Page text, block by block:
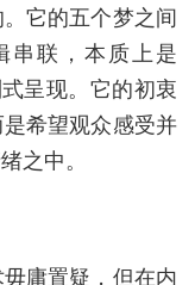
它的五个梦之间
串联，本质上是
呈现。它的初衷
希望观众感受并
之中。
庸置疑，但在内